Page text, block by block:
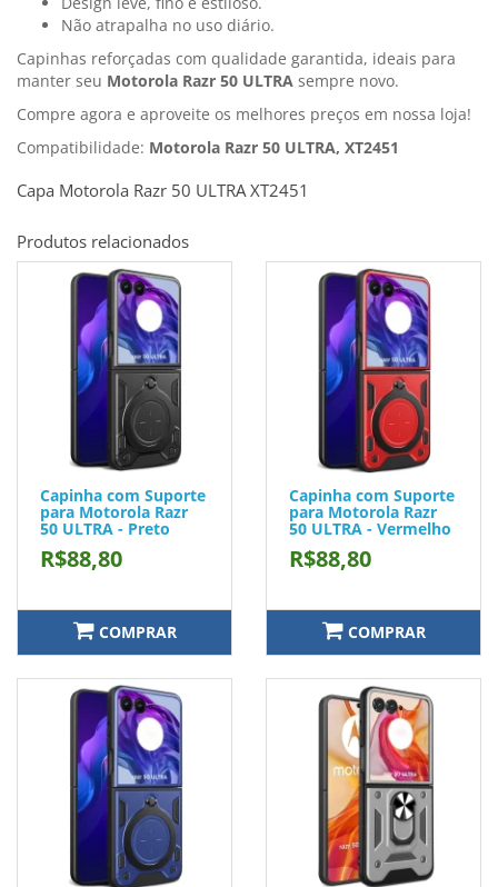
Não atrapalha no uso diário.
Capinhas reforçadas com qualidade garantida, ideais para
manter seu Motorola Razr 50 ULTRA sempre novo.
Compre agora e aproveite os melhores preços em nossa loja!
Compatibilidade: Motorola Razr 50 ULTRA, XT2451
Capa Motorola Razr 50 ULTRA XT2451
Produtos relacionados
Capinha com Suporte
para Motorola Razr
50 ULTRA - Preto
R$88,80
COMPRAR
Capinha com Suporte
para Motorola Razr
50 ULTRA - Vermelho
R$88,80
COMPRAR